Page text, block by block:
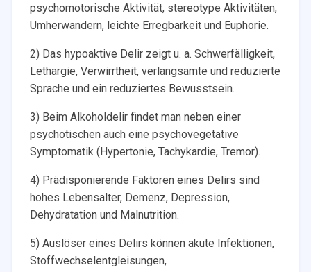
psychomotorische Aktivität, stereotype Aktivitäten,
Umherwandern, leichte Erregbarkeit und Euphorie.
2) Das hypoaktive Delir zeigt u. a. Schwerfälligkeit,
Lethargie, Verwirrtheit, verlangsamte und reduzierte
Sprache und ein reduziertes Bewusstsein.
3) Beim Alkoholdelir findet man neben einer
psychotischen auch eine psychovegetative
Symptomatik (Hypertonie, Tachykardie, Tremor).
4) Prädisponierende Faktoren eines Delirs sind
hohes Lebensalter, Demenz, Depression,
Dehydratation und Malnutrition.
5) Auslöser eines Delirs können akute Infektionen,
Stoffwechselentgleisungen,